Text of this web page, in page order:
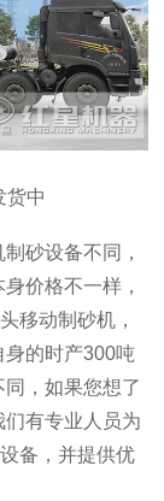
货中
砂设备不同，
价格不一样，
移动制砂机，
身的时产300吨
，如果您想了
们有专业人员为
备，并提供优